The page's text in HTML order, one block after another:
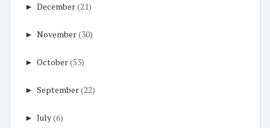
► December(21)
► November(30)
► October(53)
► September(22)
► July(6)